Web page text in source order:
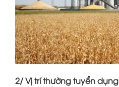
2/ Vị trí thường tuyển dụng